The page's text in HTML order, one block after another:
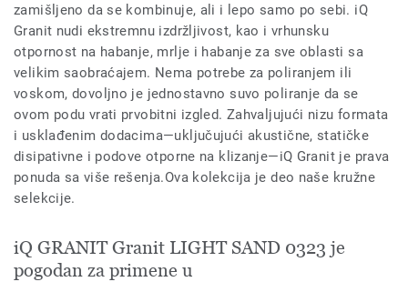
zamišljeno da se kombinuje, ali i lepo samo po sebi. iQ
Granit nudi ekstremnu izdržljivost, kao i vrhunsku
otpornost na habanje, mrlje i habanje za sve oblasti sa
velikim saobraćajem. Nema potrebe za poliranjem ili
voskom, dovoljno je jednostavno suvo poliranje da se
ovom podu vrati prvobitni izgled. Zahvaljujući nizu formata
i usklađenim dodacima—uključujući akustične, statičke
disipativne i podove otporne na klizanje—iQ Granit je prava
ponuda sa više rešenja.Ova kolekcija je deo naše kružne
selekcije.
iQ GRANIT Granit LIGHT SAND 0323 je
pogodan za primene u